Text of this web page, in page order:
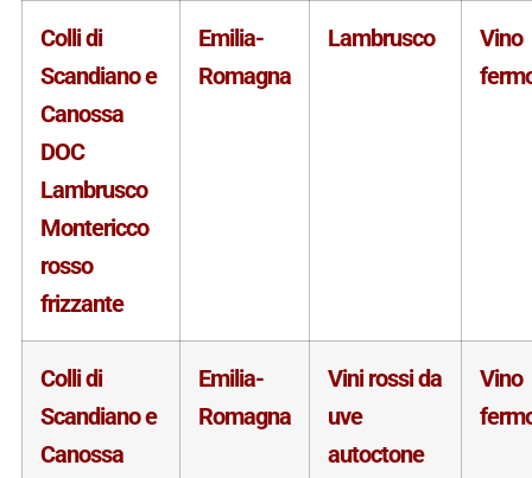
Colli di
Scandiano e
Canossa
DOC
Lambrusco
Montericco
rosso
frizzante
Emilia-
Romagna
Lambrusco
Vino
Colli di
Scandiano e
Canossa
Emilia-
Romagna
Vini rossi da
uve
autoctone
Vino